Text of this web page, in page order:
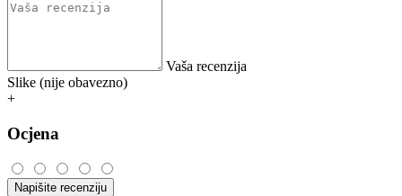
Vaša recenzija
Slike (nije obavezno)
+
Ocjena
Napišite recenziju